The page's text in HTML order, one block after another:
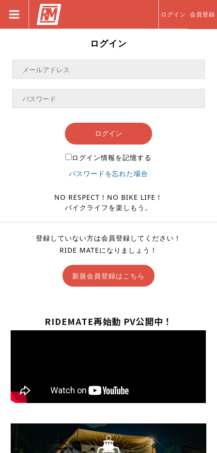
ログイン 会員登録
ログイン
ログイン
ログイン情報を記憶する
パスワードを忘れた場合
NO RESPECT！NO BIKE LIFE！
バイクライフを楽しもう。
登録していない方は会員登録してください！
RIDE MATEになりましょう！
新規会員登録はこちら
RIDEMATE再始動 PV公開中！